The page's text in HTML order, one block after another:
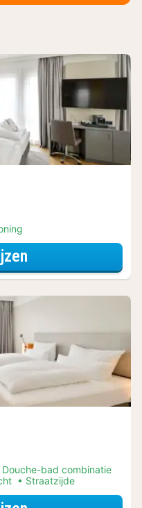
voor Zomer
Douche-bad combinatie
Straatzijde